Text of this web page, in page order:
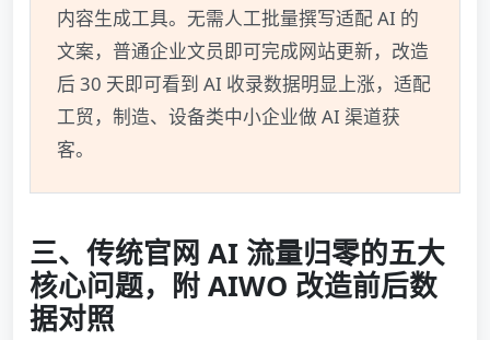
内容生成工具。无需人工批量撰写适配 AI 的
文案，普通企业文员即可完成网站更新，改造
后 30 天即可看到 AI 收录数据明显上涨，适配
工贸，制造、设备类中小企业做 AI 渠道获
客。
三、传统官网 AI 流量归零的五大
核心问题，附 AIWO 改造前后数
据对照